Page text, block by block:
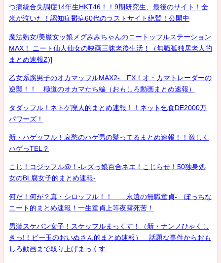
つ病統合失調症14年生HKT46！！9期研究生、最後のサイト！全
米が泣いた！認知症鬱病60代のラストサイト絶賛！公開中
魔法熟女/美魔女ッ娘メグみみちゃんのニートッフルステーション
MAX！ ニート仙人仙女の映画三昧老後生活！（無職孤独居老人的
まとめ速報Z)]
乙女系腐男子のオカマッフルMAX2- FX！オ・カマトレーダーの
逆襲！！ 極道のオカマたち編（おもしろ動画まとめ速報）
タダッフル！ネトゲ廃人的まとめ速報！！ネット乞食DE2000万
パワーズ！
新・ハゲッフル！哀愁のハゲ男の髪ってるまとめ速報！！激しく
ハゲっTEL？
こじ！コジッフル@！-レズっ娘百合ネエ！こじらせ！50独身処
女のBL腐女子的まとめ速報-
何だ！何が？真・シロッフル！！ 永遠の無職童貞- ぼっちな
ニート的まとめ速報！一生童貞上等夜露死苦！
男装スケバン女子！スケッフルまっくす！（新・ナンノひゃくし
きっ!！ビー玉のおいぬさん的まとめ速報） 話題な事件からおも
しろ動画まで取り上げまっくす